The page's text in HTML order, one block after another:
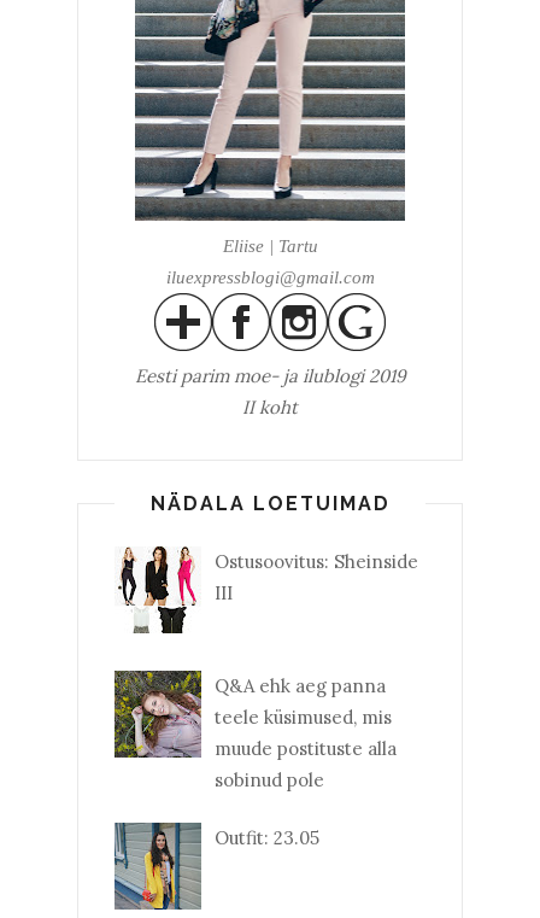
Eliise | Tartu
iluexpressblogi@gmail.com
Eesti parim moe- ja ilublogi 2019
II koht
NÄDALA LOETUIMAD
Ostusoovitus: Sheinside
III
Q&A ehk aeg panna
teele küsimused, mis
muude postituste alla
sobinud pole
Outfit: 23.05